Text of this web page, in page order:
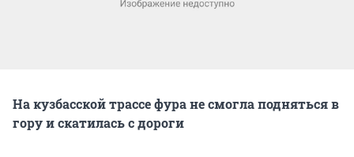
На кузбасской трассе фура не смогла подняться в
гору и скатилась с дороги